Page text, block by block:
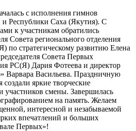
с исполнения гимнов
Республики Саха (Якутия). С
к участникам обратились
Совета регионального отделения
стратегическому развитию Елена
Совета Первых
РС(Я) Дария Фотеева и директор
Варвара Васильева. Праздничную
яркие творческие
участников смены. Завершилась
на память. Желаем
интересной и незабываемой
впечатлений и больших
Первых»!